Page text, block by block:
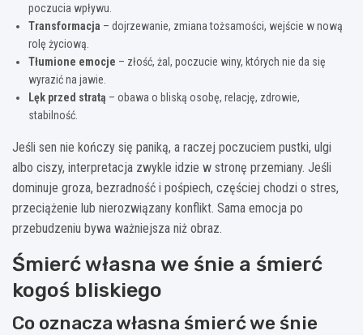
poczucia wpływu.
Transformacja – dojrzewanie, zmiana tożsamości, wejście w nową
rolę życiową.
Tłumione emocje – złość, żal, poczucie winy, których nie da się
wyrazić na jawie.
Lęk przed stratą – obawa o bliską osobę, relację, zdrowie,
stabilność.
Jeśli sen nie kończy się paniką, a raczej poczuciem pustki, ulgi
albo ciszy, interpretacja zwykle idzie w stronę przemiany. Jeśli
dominuje groza, bezradność i pośpiech, częściej chodzi o stres,
przeciążenie lub nierozwiązany konflikt. Sama emocja po
przebudzeniu bywa ważniejsza niż obraz.
Śmierć własna we śnie a śmierć
kogoś bliskiego
Co oznacza własna śmierć we śnie